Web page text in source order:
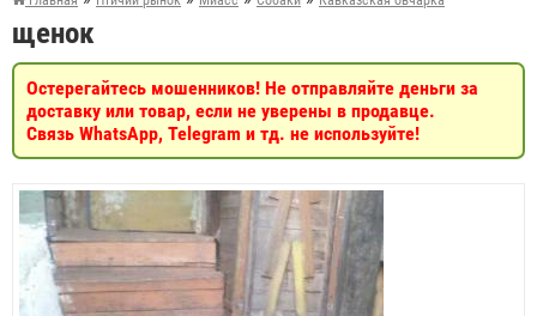
щенок
Остерегайтесь мошенников! Не отправляйте деньги за
доставку или товар, если не уверены в продавце.
Связь WhatsApp, Telegram и тд. не используйте!